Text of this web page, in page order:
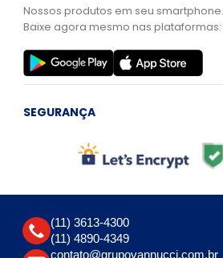
Nossos produtos em seu smartphone.
Baixe agora mesmo nas plataformas:
SEGURANÇA
(11) 3613-4300
(11) 4890-4349
contato@grupovannucci.com.br